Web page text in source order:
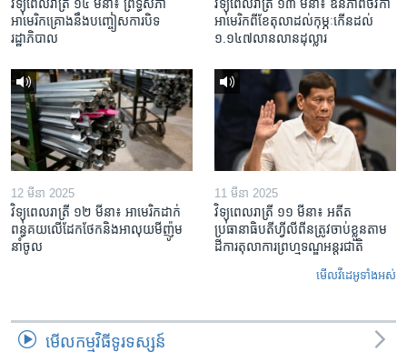
វិទ្យុពេលរាត្រី ១៤ មីនា៖ ព្រឹទ្ធសភា
អាមេរិកគ្រោងនឹងបញ្ចៀសការបិទ
រដ្ឋាភិបាល
វិទ្យុពេលរាត្រី ១៣ មីនា៖ ឱនភាព​ថវិកា​
អាមេរិក​ពី​ខែ​តុលា​ដល់​កុម្ភៈ​កើន​ដល់​
១.១៤៧​លានលាន​ដុល្លារ
12 មីនា 2025
វិទ្យុពេលរាត្រី ១២ មីនា៖ អាមេរិក​ដាក់​
ពន្ធគយ​លើ​ដែកថែក​និង​អាលុយ​មីញ៉ូម​
នាំចូល
11 មីនា 2025
វិទ្យុពេលរាត្រី ១១ មីនា៖ អតីត​
ប្រធានាធិបតីហ្វីលីពីន​ត្រូវ​ចាប់ខ្លួនតាម
ដីការ​តុលាការ​ព្រហ្មទណ្ឌ​អន្តរជាតិ
មើល​វីដេអូ​ទាំង​អស់
មើល​កម្មវិធី​ទូរទស្សន៍